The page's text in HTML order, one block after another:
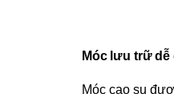
Móc lưu trữ
Móc cao su